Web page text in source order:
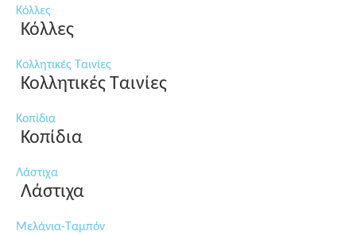
Κόλλες
Κόλλες
Κολλητικές Ταινίες
Κολλητικές Ταινίες
Κοπίδια
Κοπίδια
Λάστιχα
Λάστιχα
Μελάνια-Ταμπόν